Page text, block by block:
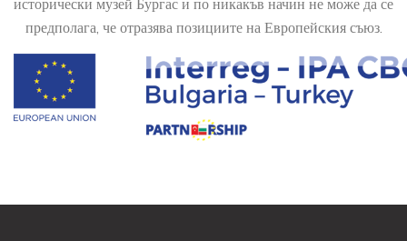
предполага, че отразява позициите на Европейския съюз.